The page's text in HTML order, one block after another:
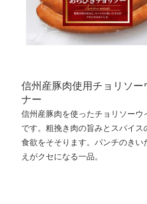
信州産豚肉使用チョリソー
ナー
信州産豚肉を使ったチョリソーウ
です。粗挽き肉の旨みとスパイス
食欲をそそります。パンチのきい
えがクセになる一品。